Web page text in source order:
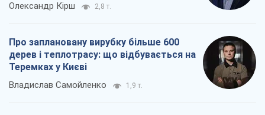
Олександр Кірш 2,8 т.
Про заплановану вирубку більше 600
дерев і теплотрасу: що відбувається на
Теремках у Києві
Владислав Самойленко 1,9 т.